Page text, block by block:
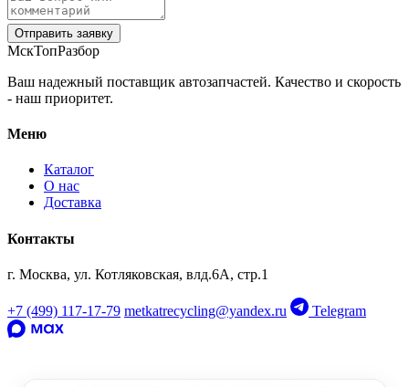
Отправить заявку
МскТопРазбор
Ваш надежный поставщик автозапчастей. Качество и скорость
- наш приоритет.
Меню
Каталог
О нас
Доставка
Контакты
г. Москва, ул. Котляковская, влд.6А, стр.1
+7 (499) 117-17-79 metkatrecycling@yandex.ru Telegram